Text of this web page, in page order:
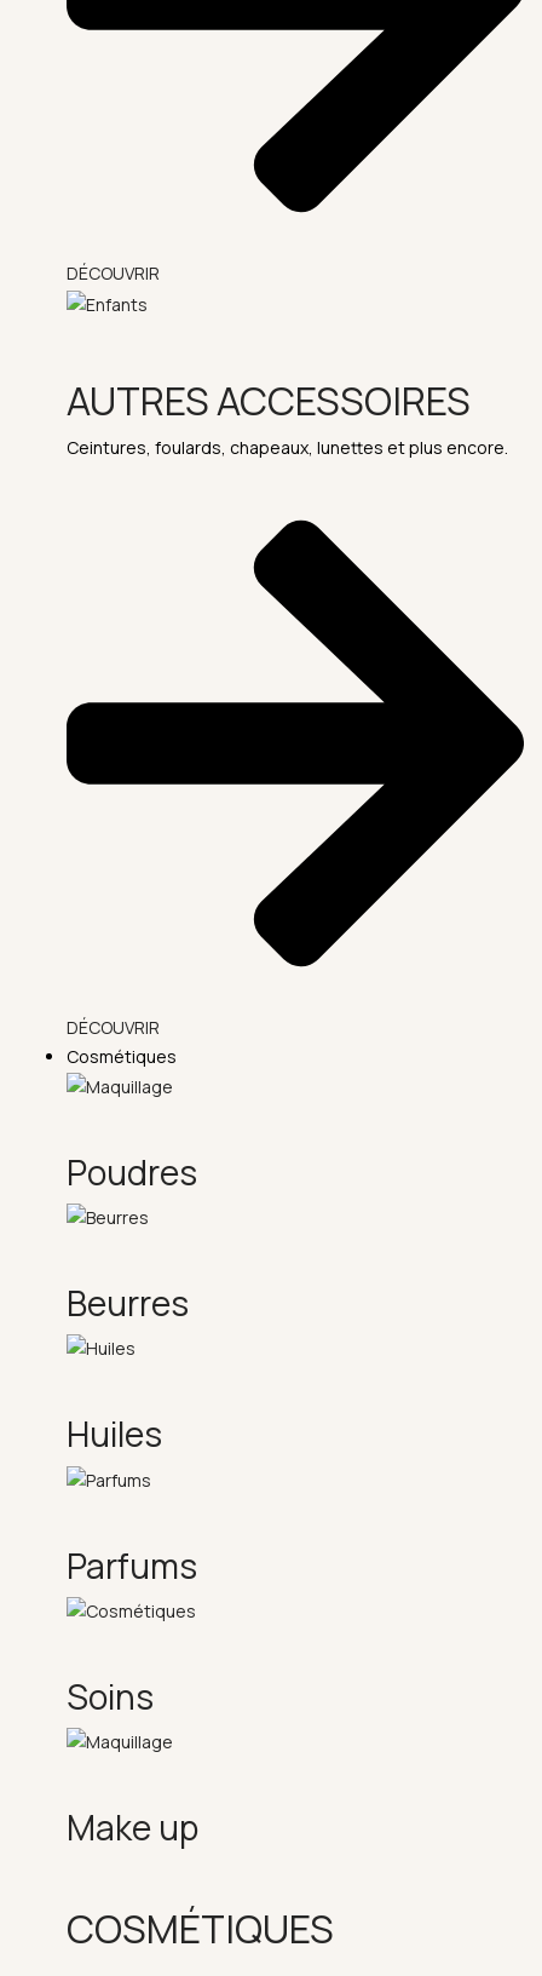
DÉCOUVRIR
AUTRES ACCESSOIRES
Ceintures, foulards, chapeaux, lunettes et plus encore.
DÉCOUVRIR
Cosmétiques
Poudres
Beurres
Huiles
Parfums
Soins
Make up
COSMÉTIQUES